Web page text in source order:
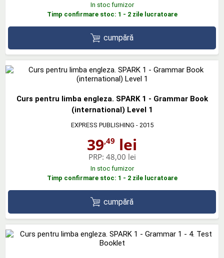
In stoc furnizor
Timp confirmare stoc: 1 - 2 zile lucratoare
cumpără
Curs pentru limba engleza. SPARK 1 - Grammar Book
(international) Level 1
EXPRESS PUBLISHING - 2015
39,49 lei
PRP: 48,00 lei
In stoc furnizor
Timp confirmare stoc: 1 - 2 zile lucratoare
cumpără